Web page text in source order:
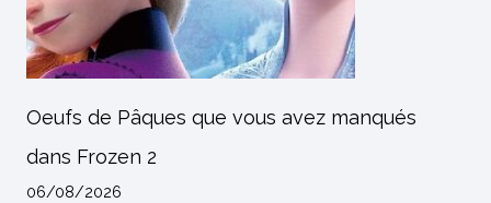
Oeufs de Pâques que vous avez manqués
dans Frozen 2
06/08/2026